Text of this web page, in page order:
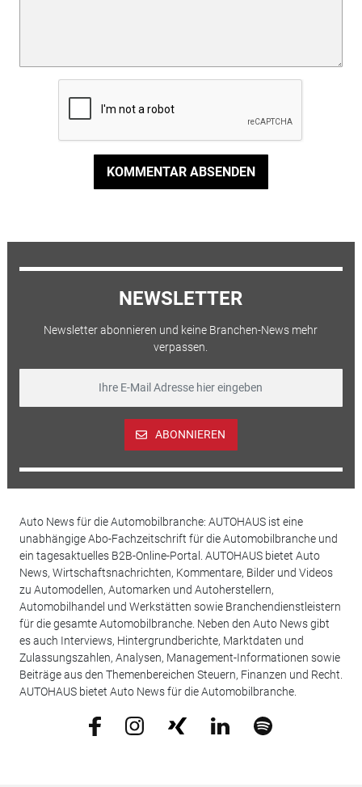
KOMMENTAR ABSENDEN
NEWSLETTER
Newsletter abonnieren und keine Branchen-News mehr
verpassen.
ABONNIEREN
Auto News für die Automobilbranche: AUTOHAUS ist eine
unabhängige Abo-Fachzeitschrift für die Automobilbranche und
ein tagesaktuelles B2B-Online-Portal. AUTOHAUS bietet Auto
News, Wirtschaftsnachrichten, Kommentare, Bilder und Videos
zu Automodellen, Automarken und Autoherstellern,
Automobilhandel und Werkstätten sowie Branchendienstleistern
für die gesamte Automobilbranche. Neben den Auto News gibt
es auch Interviews, Hintergrundberichte, Marktdaten und
Zulassungszahlen, Analysen, Management-Informationen sowie
Beiträge aus den Themenbereichen Steuern, Finanzen und Recht.
AUTOHAUS bietet Auto News für die Automobilbranche.